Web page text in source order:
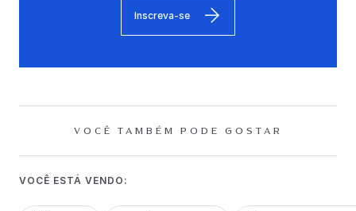
Inscreva-se
VOCÊ TAMBÉM PODE GOSTAR
VOCÊ ESTÁ VENDO: